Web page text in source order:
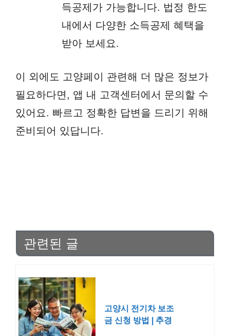
득공제가 가능합니다. 법정 한도
내에서 다양한 소득공제 혜택을
받아 보세요.
이 외에도 고양페이 관련해 더 많은 정보가
필요하다면, 앱 내 고객센터에서 문의할 수
있어요. 빠르고 정확한 답변을 드리기 위해
준비되어 있답니다.
관련된 글
고양시 전기차 보조
금 신청 방법 | 추경